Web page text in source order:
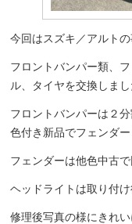
今回はスズキ／アルト
フロントバンパー類、
ル、タイヤを交換しまし
フロントバンパーは２
色付き新品でフェンダ
フェンダーは他色中古
ヘッドライトは取り付
修理後写真の様にきれ